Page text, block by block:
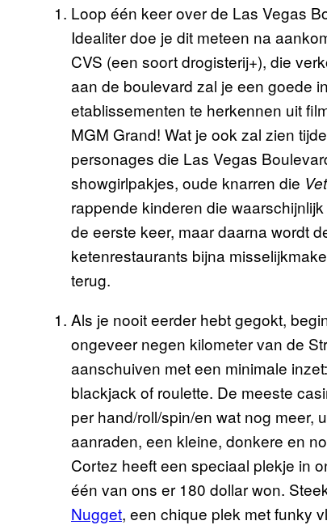
Loop één keer over de Las Vegas
Idealiter doe je dit meteen na
CVS (een soort drogisterij+), die
aan de boulevard zal je een goede
etablissementen te herkennen uit
MGM Grand! Wat je ook zal zien
personages die Las Vegas
showgirlpakjes, oude knarren die
rappende kinderen die
de eerste keer, maar daarna wordt
ketenrestaurants bijna
terug.
Als je nooit eerder hebt gegokt,
ongeveer negen kilometer van de
aanschuiven met een minimale
blackjack of roulette. De meeste
per hand/roll/spin/en wat nog meer,
aanraden, een kleine, donkere en
Cortez heeft een speciaal plekje in
één van ons er 180 dollar won.
Nugget, een chique plek met funky